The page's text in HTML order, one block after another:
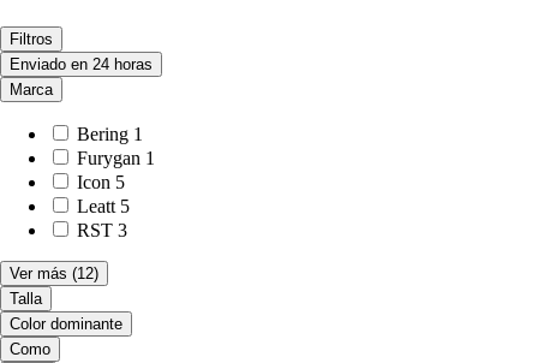
Filtros
Enviado en 24 horas
Marca
Bering 1
Furygan 1
Icon 5
Leatt 5
RST 3
Ver más (12)
Talla
Color dominante
Como